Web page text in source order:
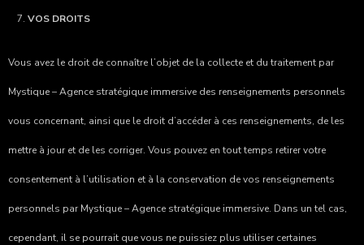
VOS DROITS
Vous avez le droit de connaître l’objet de la collecte et du traitement par
Mystique – Agence stratégique immersive des renseignements personnels
vous concernant, ainsi que le droit d’accéder à ces renseignements, de les
mettre à jour et de les corriger. Vous pouvez en tout temps retirer votre
consentement à l’utilisation et à la conservation de vos renseignements
personnels par Mystique – Agence stratégique immersive. Dans un tel cas,
cependant, il se pourrait que vous ne puissiez plus utiliser certaines